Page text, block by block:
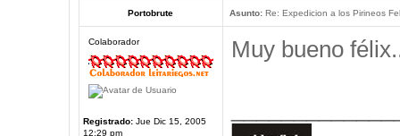
Portobrute Asunto:Re: Expedicion a los Pirineos
Colaborador
Registrado:Jue Dic 15, 2005
12:29 pm
Muy bueno